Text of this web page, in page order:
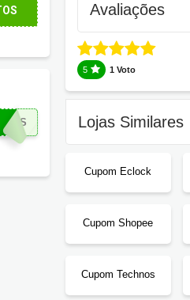
Avaliações
5 1 Voto
Lojas Similares
Cupom Eclock
Cupom Shopee
Cupom Technos